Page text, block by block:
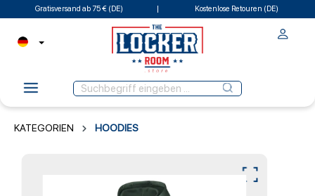
Gratisversand ab 75 € (DE) Kostenlose Retouren (DE)
KATEGORIEN HOODIES